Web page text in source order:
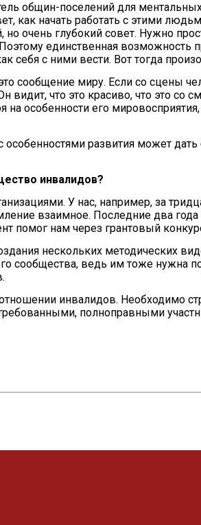
общин-поселений для
начать работать с этими
очень глубокий совет. Нужно
единственная возможность
себя с ними вести. Вот тогда
сообщение миру. Если со сцены
что это красиво, что это со
на особенности его
особенностями развития может
инвалидов?
У нас, например, за
взаимное. Последние два
помог нам через грантовый
нескольких методических
ведь им тоже нужна
инвалидов. Необходимо
полноправными